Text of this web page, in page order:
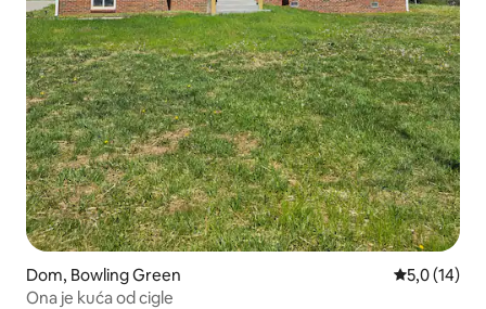
Dom, Bowling Green Prosečna
5,0 (14)
Ona je kuća od cigle